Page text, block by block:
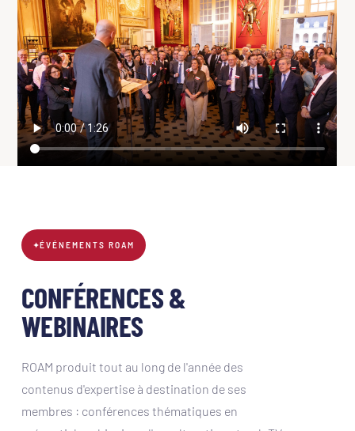
✦ÉVÉNEMENTS ROAM
CONFÉRENCES &
WEBINAIRES
ROAM produit tout au long de l'année des
contenus d'expertise à destination de ses
membres : conférences thématiques en